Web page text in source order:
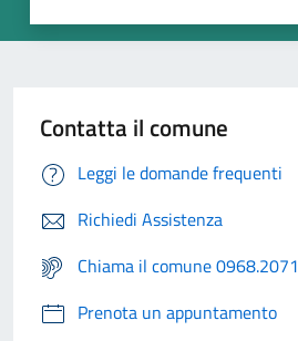
Contatta il comune
Leggi le domande frequenti
Richiedi Assistenza
Chiama il comune 0968.2071
Prenota un appuntamento